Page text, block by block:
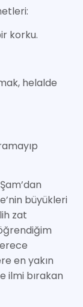
korku.
helalde
büyükleri
zat
en yakın
ilmi bırakan